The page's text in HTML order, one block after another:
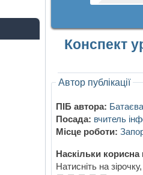
Конспект
Автор публікації
ПІБ автора:
Посада: вчитель
Місце роботи:
Наскільки корисна
Натисніть на